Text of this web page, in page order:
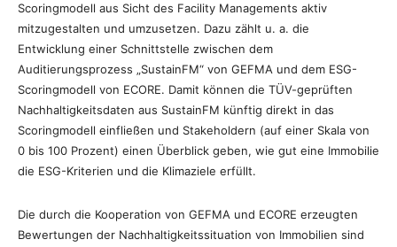
Scoringmodell aus Sicht des Facility Managements aktiv
mitzugestalten und umzusetzen. Dazu zählt u. a. die
Entwicklung einer Schnittstelle zwischen dem
Auditierungsprozess „SustainFM“ von GEFMA und dem ESG-
Scoringmodell von ECORE. Damit können die TÜV-geprüften
Nachhaltigkeitsdaten aus SustainFM künftig direkt in das
Scoringmodell einfließen und Stakeholdern (auf einer Skala von
0 bis 100 Prozent) einen Überblick geben, wie gut eine Immobilie
die ESG-Kriterien und die Klimaziele erfüllt.
Die durch die Kooperation von GEFMA und ECORE erzeugten
Bewertungen der Nachhaltigkeitssituation von Immobilien sind